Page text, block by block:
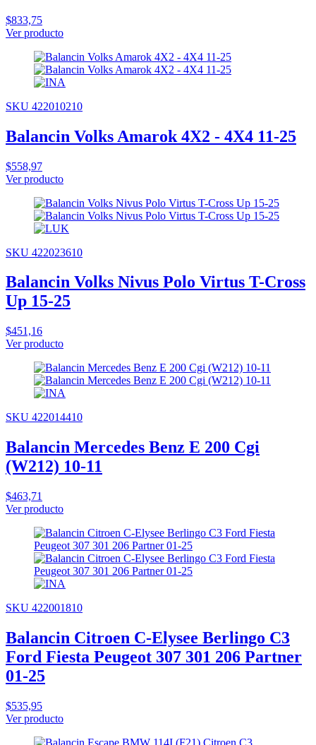
$833,75
Ver producto
SKU 422010210
Balancin Volks Amarok 4X2 - 4X4 11-25
$558,97
Ver producto
SKU 422023610
Balancin Volks Nivus Polo Virtus T-Cross
Up 15-25
$451,16
Ver producto
SKU 422014410
Balancin Mercedes Benz E 200 Cgi
(W212) 10-11
$463,71
Ver producto
SKU 422001810
Balancin Citroen C-Elysee Berlingo C3
Ford Fiesta Peugeot 307 301 206 Partner
01-25
$535,95
Ver producto